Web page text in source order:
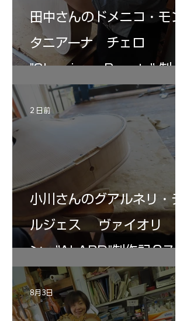
田中さんのドメニコ・モン
タニアーナ チェロ
"Sleeping・Beauty” 制作
記 31
小川さんのグアルネリ・デ
ルジェス ヴァイオリ
ン ”ALARD"制作記３7
2 日前
8月3日